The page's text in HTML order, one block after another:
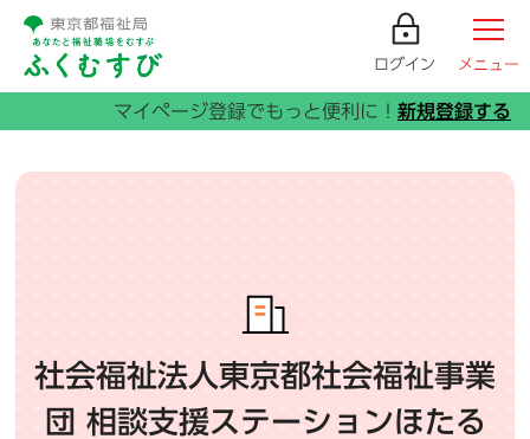
ログイン メニュー
社会福祉法人東京都社会福祉事業
団 相談支援ステーションほたる